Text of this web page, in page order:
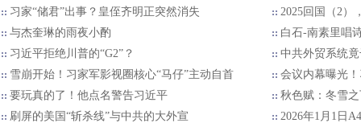
习家“储君”出事？皇侄齐明正突然消失
2025回国（2）
与杰奎琳的雨夜小酌
白石-南素里唱
习近平拒绝川普的“G2”？
中共外贸系统
雪崩开始！习家军影视圈核心“马仔”主动自首
会议内幕曝光
要玩真的了！他点名警告习近平
秋色赋：冬雪
刷屏的美国“斩杀线”与中共的大外宣
2026年1月1日